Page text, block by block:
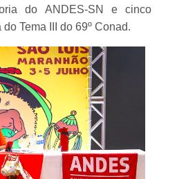
do ANDES-SN e cinco
Tema III do 69º Conad.